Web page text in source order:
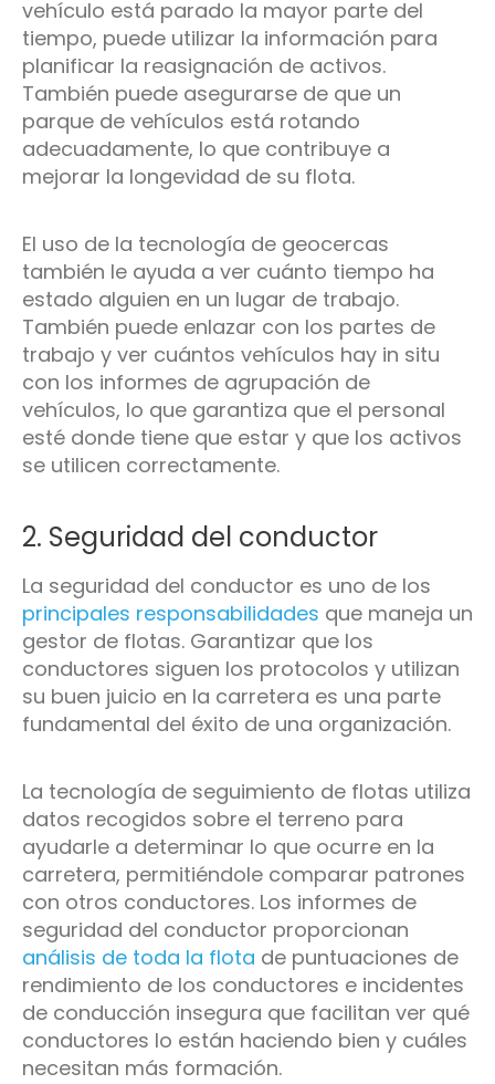
vehículo está parado la mayor parte del
tiempo, puede utilizar la información para
planificar la reasignación de activos.
También puede asegurarse de que un
parque de vehículos está rotando
adecuadamente, lo que contribuye a
mejorar la longevidad de su flota.
El uso de la tecnología de geocercas
también le ayuda a ver cuánto tiempo ha
estado alguien en un lugar de trabajo.
También puede enlazar con los partes de
trabajo y ver cuántos vehículos hay in situ
con los informes de agrupación de
vehículos, lo que garantiza que el personal
esté donde tiene que estar y que los activos
se utilicen correctamente.
2. Seguridad del conductor
La seguridad del conductor es uno de los
principales responsabilidades que maneja un
gestor de flotas. Garantizar que los
conductores siguen los protocolos y utilizan
su buen juicio en la carretera es una parte
fundamental del éxito de una organización.
La tecnología de seguimiento de flotas utiliza
datos recogidos sobre el terreno para
ayudarle a determinar lo que ocurre en la
carretera, permitiéndole comparar patrones
con otros conductores. Los informes de
seguridad del conductor proporcionan
análisis de toda la flota de puntuaciones de
rendimiento de los conductores e incidentes
de conducción insegura que facilitan ver qué
conductores lo están haciendo bien y cuáles
necesitan más formación.